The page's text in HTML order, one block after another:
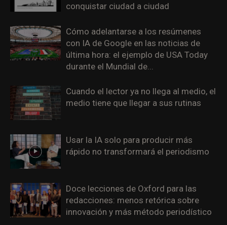
conquistar ciudad a ciudad
Cómo adelantarse a los resúmenes
con IA de Google en las noticias de
última hora: el ejemplo de USA Today
durante el Mundial de...
Cuando el lector ya no llega al medio, el
medio tiene que llegar a sus rutinas
Usar la IA solo para producir más
rápido no transformará el periodismo
Doce lecciones de Oxford para las
redacciones: menos retórica sobre
innovación y más método periodístico